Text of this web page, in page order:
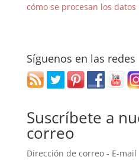
cómo se procesan los
Síguenos en las redes
Suscríbete a
correo
Dirección de correo - E-mail